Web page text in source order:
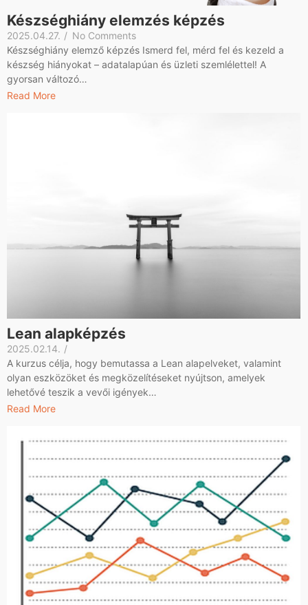
Készséghiány elemzés képzés
2025.04.27. / No Comments
Készséghiány elemző képzés Ismerd fel, mérd fel és kezeld a
készség hiányokat – adatalapúan és üzleti szemlélettel! A
gyorsan változó…
Read More
Lean alapképzés
2025.02.14. /
A kurzus célja, hogy bemutassa a Lean alapelveket, valamint
olyan eszközöket és megközelítéseket nyújtson, amelyek
lehetővé teszik a vevői igények…
Read More